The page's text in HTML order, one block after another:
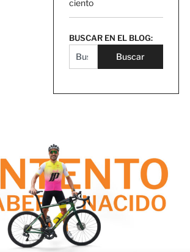
ciento
BUSCAR EN EL BLOG:
Buscar